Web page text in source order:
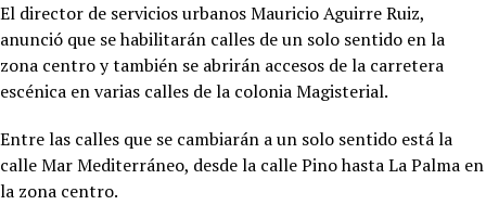
El director de servicios urbanos Mauricio Aguirre Ruiz,
anunció que se habilitarán calles de un solo sentido en la
zona centro y también se abrirán accesos de la carretera
escénica en varias calles de la colonia Magisterial.
Entre las calles que se cambiarán a un solo sentido está la
calle Mar Mediterráneo, desde la calle Pino hasta La Palma en
la zona centro.